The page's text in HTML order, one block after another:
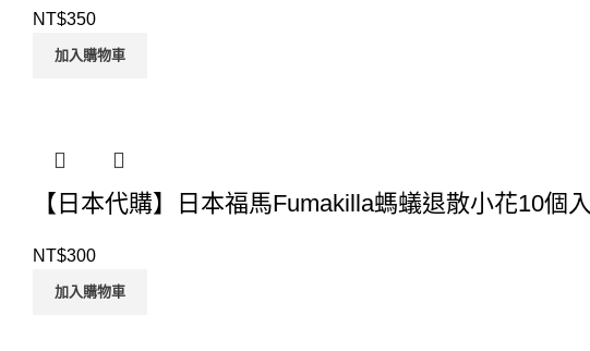
NT$350
加入購物車
【日本代購】日本福馬Fumakilla螞蟻退散小花10個入
NT$300
加入購物車